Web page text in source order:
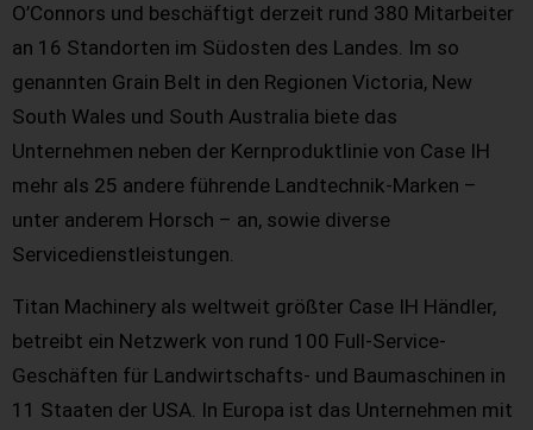
O’Connors und beschäftigt derzeit rund 380 Mitarbeiter
an 16 Standorten im Südosten des Landes. Im so
genannten Grain Belt in den Regionen Victoria, New
South Wales und South Australia biete das
Unternehmen neben der Kernproduktlinie von Case IH
mehr als 25 andere führende Landtechnik-Marken –
unter anderem Horsch – an, sowie diverse
Servicedienstleistungen.
Titan Machinery als weltweit größter Case IH Händler,
betreibt ein Netzwerk von rund 100 Full-Service-
Geschäften für Landwirtschafts- und Baumaschinen in
11 Staaten der USA. In Europa ist das Unternehmen mit